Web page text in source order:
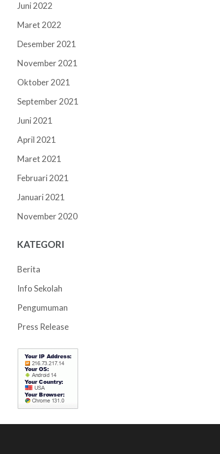
Juni 2022
Maret 2022
Desember 2021
November 2021
Oktober 2021
September 2021
Juni 2021
April 2021
Maret 2021
Februari 2021
Januari 2021
November 2020
KATEGORI
Berita
Info Sekolah
Pengumuman
Press Release